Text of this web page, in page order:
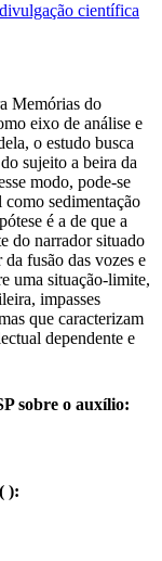
científica
Memórias do
eixo de análise e
o estudo busca
sujeito a beira da
modo, pode-se
como sedimentação
é a de que a
do narrador situado
fusão das vozes e
uma situação-limite,
impasses
que caracterizam
dependente e
sobre o auxílio:
):